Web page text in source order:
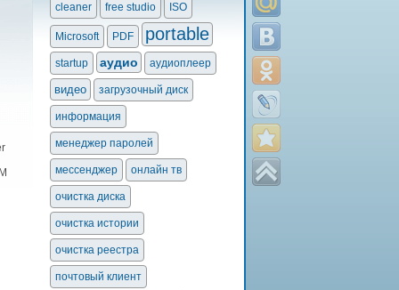
cleaner free studio ISO
Microsoft PDF portable
startup аудио аудиоплеер
видео загрузочный диск
информация
менеджер паролей
мессенджер онлайн тв
очистка диска
очистка истории
очистка реестра
почтовый клиент